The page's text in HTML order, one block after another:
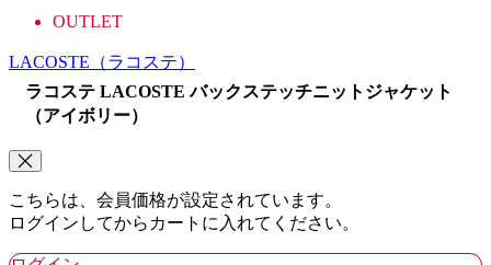
OUTLET
LACOSTE （ラコステ）
ラコステ LACOSTE バックステッチニットジャケット
（アイボリー）
こちらは、会員価格が設定されています。
ログインしてからカートに入れてください。